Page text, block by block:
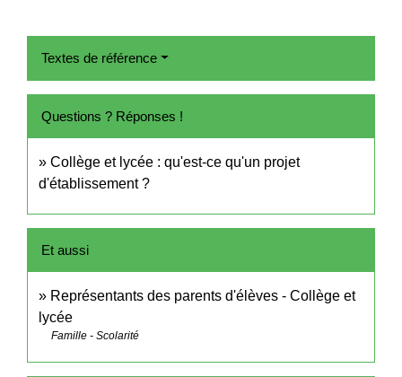
Textes de référence
Questions ? Réponses !
Collège et lycée : qu'est-ce qu'un projet
d'établissement ?
Et aussi
Représentants des parents d'élèves - Collège et
lycée
Famille - Scolarité